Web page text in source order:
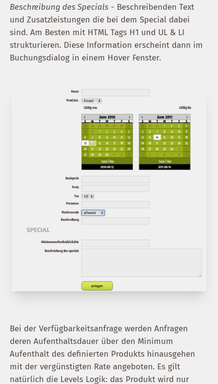
Beschreibung des Specials - Beschreibenden Text
und Zusatzleistungen die bei dem Special dabei
sind. Am Besten mit HTML Tags H1 und UL & LI
strukturieren. Diese Information erscheint dann im
Buchungsdialog in einem Hover Fenster.
Bei der Verfügbarkeitsanfrage werden Anfragen
deren Aufenthaltsdauer über den Minimum
Aufenthalt des definierten Produkts hinausgehen
mit der vergünstigten Rate angeboten. Es gilt
natürlich die Levels Logik: das Produkt wird nur